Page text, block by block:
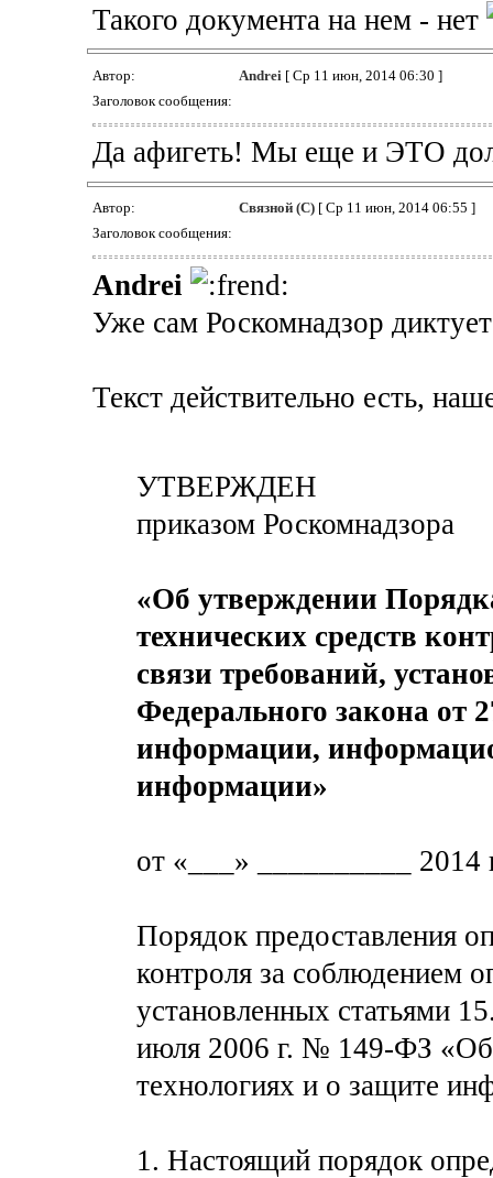
Такого документа на нем - нет
Автор: Andrei [ Ср 11 июн, 2014 06:30 ]
Заголовок сообщения:
Да афигеть! Мы еще и ЭТО
Автор: Связной (С)[ Ср 11 июн, 2014 06:55 ]
Заголовок сообщения:
Andrei
Уже сам Роскомнадзор
Текст действительно есть,
УТВЕРЖДЕН
приказом Роскомнадзора
«Об утверждении
технических средств
связи требований,
Федерального закона
информации,
информации»
от «___» __________
Порядок предоставления
контроля за соблюдением
установленных статьями
июля 2006 г. № 149-ФЗ
технологиях и о защите
1. Настоящий порядок